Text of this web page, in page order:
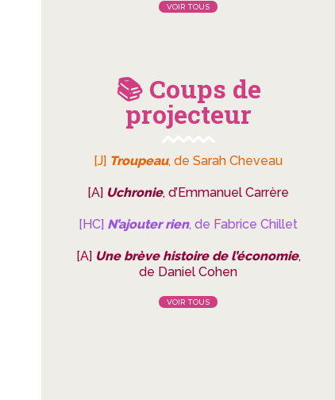
VOIR TOUS
📚 Coups de
projecteur
[J] Troupeau, de Sarah Cheveau
[A] Uchronie, d’Emmanuel Carrère
[HC] N’ajouter rien, de Fabrice Chillet
[A] Une brève histoire de l’économie,
de Daniel Cohen
VOIR TOUS